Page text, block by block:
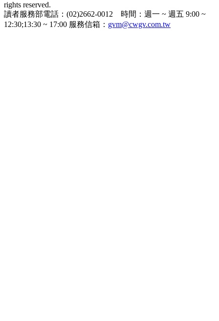
rights reserved.
讀者服務部電話：(02)2662-0012 時間：週一 ~ 週五 9:00 ~
12:30;13:30 ~ 17:00 服務信箱： gvm@cwgv.com.tw